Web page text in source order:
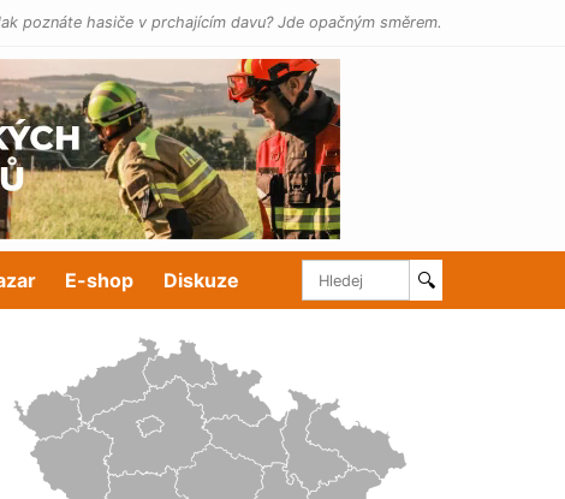
poznáte hasiče v prchajícím davu? Jde opačným směrem.
E-shop Diskuze 🔍